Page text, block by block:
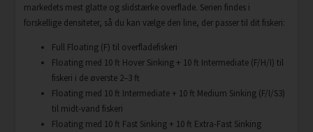
markedets mest glatte og slidstærke overflade. Serien findes i
forskellige densiteter, så du kan vælge den line, der passer til dit fiskeri:
Full Floating (F) til overfladefiskeri
Floating med 10 ft Hover Sinking + 10 ft Intermediate (F/H/I) til
fiskeri i de øverste 2–3 ft
Floating med 10 ft Intermediate + 10 ft Medium Sinking (F/I/S3)
til midt-vand fiskeri
Floating med 10 ft Fast Sinking + 10 ft Extra-Fast Sinking